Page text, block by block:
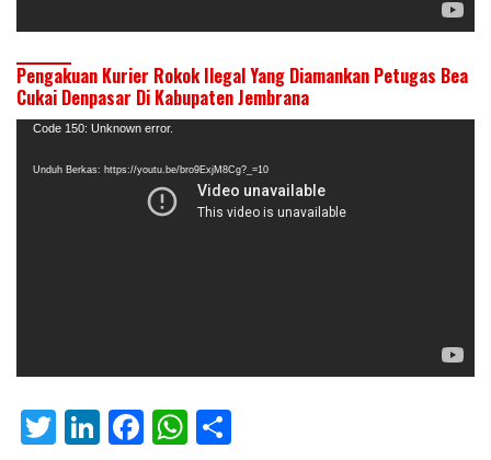
Pengakuan Kurier Rokok Ilegal Yang Diamankan Petugas Bea
Cukai Denpasar Di Kabupaten Jembrana
Pemutar
Code 150: Unknown error.
Unduh Berkas: https://youtu.be/bro9ExjM8Cg?_=10
T Li F W